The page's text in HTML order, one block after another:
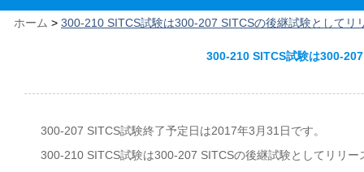
ホーム > 300-210 SITCS試験は300-207 SITCSの後継試験としてリ
300-210 SITCS試験は300-
300-207 SITCS試験終了予定日は2017年3月31日です。
300-210 SITCS試験は300-207 SITCSの後継試験としてリリー